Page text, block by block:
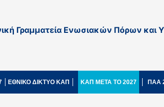
Γραμματεία Ενωσιακών Πόρων και
ΕΘΝΙΚΟ ΔΙΚΤΥΟ ΚΑΠ ΚΑΠ ΜΕΤΑ ΤΟ 2027 ΠΑΑ